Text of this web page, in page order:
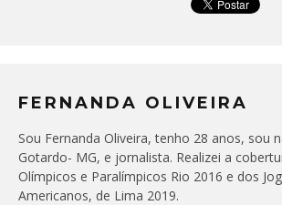
FERNANDA OLIVEIRA
Sou Fernanda Oliveira, tenho 28 anos, sou
Gotardo- MG, e jornalista. Realizei a
Olímpicos e Paralímpicos Rio 2016 e dos
Americanos, de Lima 2019.